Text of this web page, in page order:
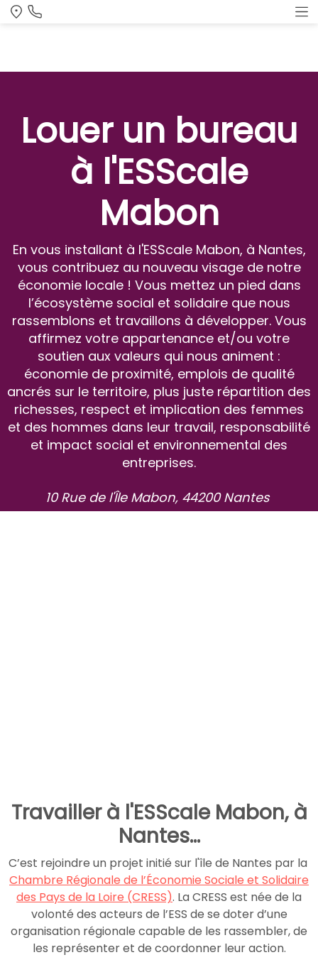
Louer un bureau
à l'ESScale
Mabon
En vous installant à l'ESScale Mabon, à Nantes,
vous contribuez au nouveau visage de notre
économie locale ! Vous mettez un pied dans
l’écosystème social et solidaire que nous
rassemblons et travaillons à développer. Vous
affirmez votre appartenance et/ou votre
soutien aux valeurs qui nous animent :
économie de proximité, emplois de qualité
ancrés sur le territoire, plus juste répartition des
richesses, respect et implication des femmes
et des hommes dans leur travail, responsabilité
et impact social et environnemental des
entreprises.
10 Rue de l'Île Mabon, 44200 Nantes
Travailler à l'ESScale Mabon, à
Nantes...
C’est rejoindre un projet initié sur l'île de Nantes par la
Chambre Régionale de l’Économie Sociale et Solidaire
des Pays de la Loire (CRESS). La CRESS est née de la
volonté des acteurs de l’ESS de se doter d’une
organisation régionale capable de les rassembler, de
les représenter et de coordonner leur action.